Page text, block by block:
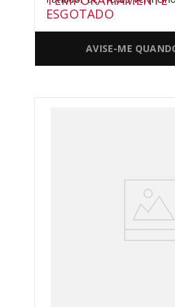
ESGOTADO
AVISE-ME